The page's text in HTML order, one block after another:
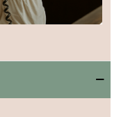
necesidad.